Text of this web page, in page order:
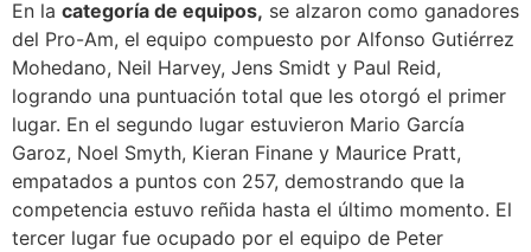
En la categoría de equipos, se alzaron como ganadores
del Pro-Am, el equipo compuesto por Alfonso Gutiérrez
Mohedano, Neil Harvey, Jens Smidt y Paul Reid,
logrando una puntuación total que les otorgó el primer
lugar. En el segundo lugar estuvieron Mario García
Garoz, Noel Smyth, Kieran Finane y Maurice Pratt,
empatados a puntos con 257, demostrando que la
competencia estuvo reñida hasta el último momento. El
tercer lugar fue ocupado por el equipo de Peter